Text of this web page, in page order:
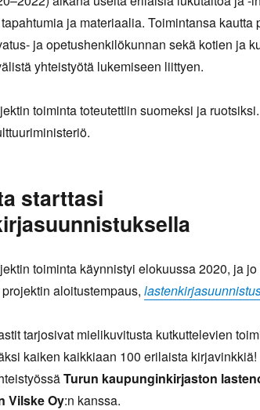
ja materiaalia. Toimintansa kautta
ja opetushenkilökunnan sekä kotien ja
yhteistyötä lukemiseen liittyen.
toiminta toteutettiin suomeksi ja
starttasi
toiminta käynnistyi elokuussa 2020, ja
aloitustempaus,
tarjosivat mielikuvitusta kutkuttelevien
kaiken kaikkiaan 100 erilaista
Turun kaupunginkirjaston
Vilske Oy:n kanssa.